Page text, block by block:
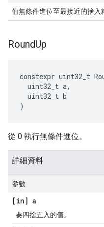
值無條件進位至最接近的捨入
RoundUp
constexpr uint32_t
uint32_t a,
uint32_t b
)
從 0 執行無條件進位。
詳細資料
參數
[in] a
要四捨五入的值。